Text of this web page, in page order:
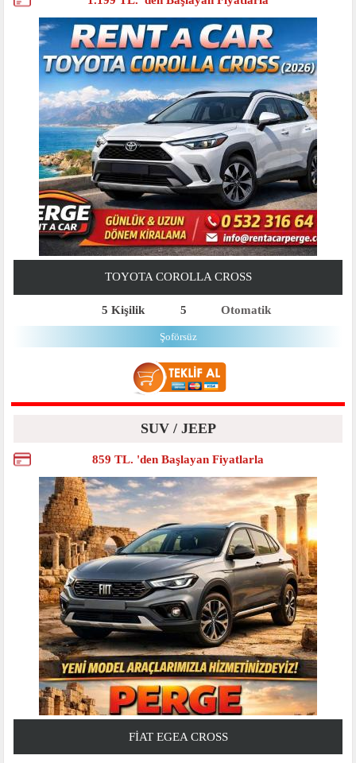
TOYOTA COROLLA CROSS
5 Kişilik 5 Otomatik
Şoförsüz
SUV / JEEP
859 TL. 'den Başlayan Fiyatlarla
FIAT EGEA CROSS